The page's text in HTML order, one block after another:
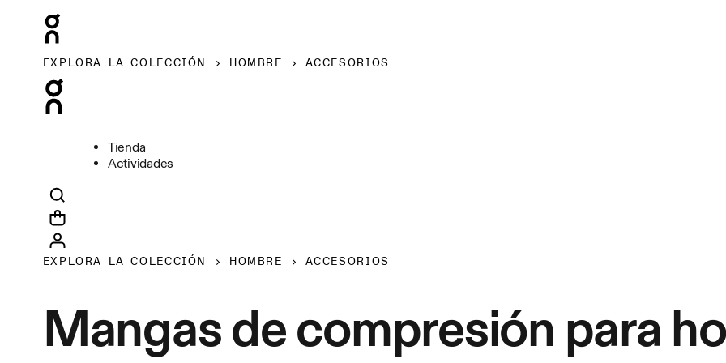
EXPLORA LA COLECCIÓN HOMBRE ACCESORIOS
Tienda
Actividades
EXPLORA LA COLECCIÓN HOMBRE ACCESORIOS
Mangas de compresión para